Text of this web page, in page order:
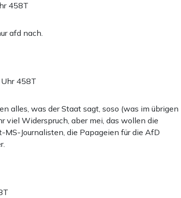
458T
afd nach.
458T
alles, was der Staat sagt, soso (was im übrigen
viel Widerspruch, aber mei, das wollen die
Journalisten, die Papageien für die AfD